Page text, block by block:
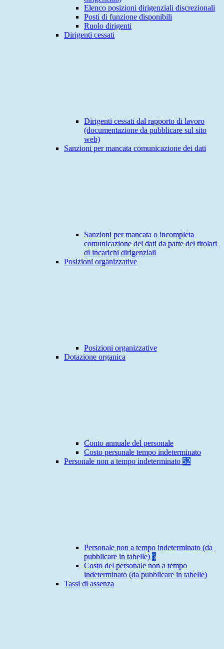
Elenco posizioni dirigenziali discrezionali
Posti di funzione disponibili
Ruolo dirigenti
Dirigenti cessati
Dirigenti cessati dal rapporto di lavoro
(documentazione da pubblicare sul sito
web)
Sanzioni per mancata comunicazione dei dati
Sanzioni per mancata o incompleta
comunicazione dei dati da parte dei titolari
di incarichi dirigenziali
Posizioni organizzative
Posizioni organizzative
Dotazione organica
Conto annuale del personale
Costo personale tempo indeterminato
Personale non a tempo indeterminato 52
Personale non a tempo indeterminato (da
pubblicare in tabelle) 5
Costo del personale non a tempo
indeterminato (da pubblicare in tabelle)
Tassi di assenza